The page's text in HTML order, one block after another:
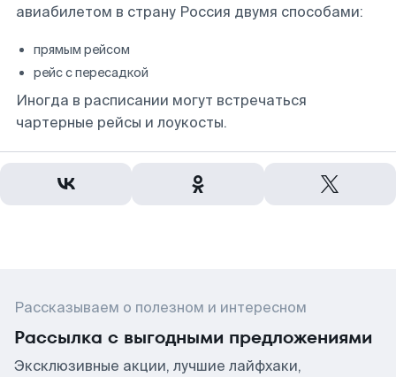
авиабилетом в страну Россия двумя способами:
прямым рейсом
рейс с пересадкой
Иногда в расписании могут встречаться
чартерные рейсы и лоукосты.
Рассказываем о полезном и интересном
Рассылка с выгодными предложениями
Эксклюзивные акции, лучшие лайфхаки,